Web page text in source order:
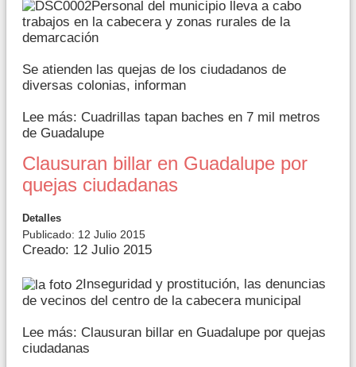
Personal del municipio lleva a cabo
trabajos en la cabecera y zonas rurales de la
demarcación
Se atienden las quejas de los ciudadanos de
diversas colonias, informan
Lee más: Cuadrillas tapan baches en 7 mil metros
de Guadalupe
Clausuran billar en Guadalupe por
quejas ciudadanas
Detalles
Publicado: 12 Julio 2015
Creado: 12 Julio 2015
Inseguridad y prostitución, las denuncias
de vecinos del centro de la cabecera municipal
Lee más: Clausuran billar en Guadalupe por quejas
ciudadanas